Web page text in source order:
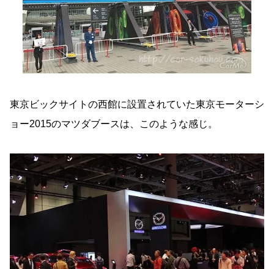
東京ビックサイトの西館に設置されていた東京モーターシ
ョー2015のマツダブースは、このような感じ。